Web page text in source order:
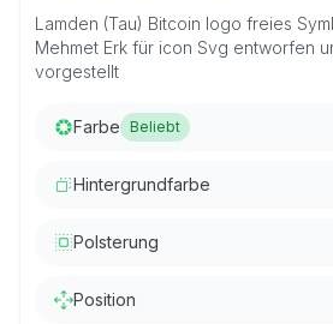
Lamden (Tau) Bitcoin logo freies
Mehmet Erk für icon Svg entworfen
vorgestellt
Farbe Beliebt
Hintergrundfarbe
Polsterung
Position